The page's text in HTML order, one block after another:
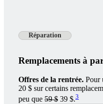
Réparation
Remplacements à
Offres de la rentrée. Pour
20 $ sur certains
peu que 59 $ 39 $.3